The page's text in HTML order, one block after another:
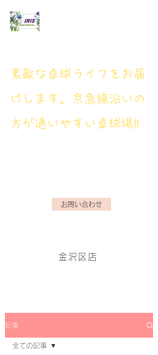
​素敵な卓球ライフをお届
けします。京急線沿いの
方が通いやすい卓球場‼
お問い合わせ
金沢区店
記事
全ての記事